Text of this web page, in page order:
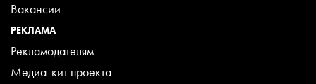
Вакансии
РЕКЛАМА
Рекламодателям
Медиа-кит проекта